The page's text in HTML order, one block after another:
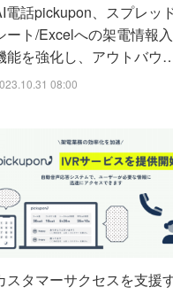
電話pickupon、スプレッ
ート/Excelへの架電情報
能を強化し、アウトバウ
08:00
スタマーサクセスを支援